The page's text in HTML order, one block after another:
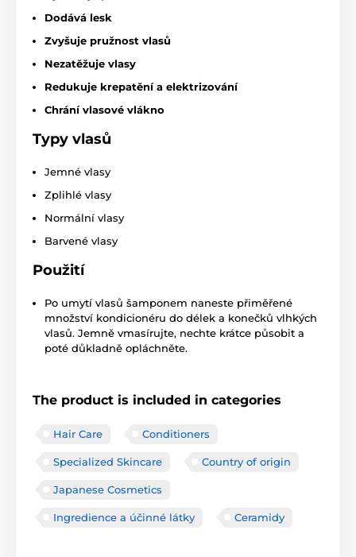
Dodává lesk
Zvyšuje pružnost vlasů
Nezatěžuje vlasy
Redukuje krepatění a elektrizování
Chrání vlasové vlákno
Typy vlasů
Jemné vlasy
Zplihlé vlasy
Normální vlasy
Barvené vlasy
Použití
Po umytí vlasů šamponem naneste přiměřené
množství kondicionéru do délek a konečků vlhkých
vlasů. Jemně vmasírujte, nechte krátce působit a
poté důkladně opláchněte.
The product is included in categories
Hair Care Conditioners
Specialized Skincare Country of origin
Japanese Cosmetics
Ingredience a účinné látky Ceramidy